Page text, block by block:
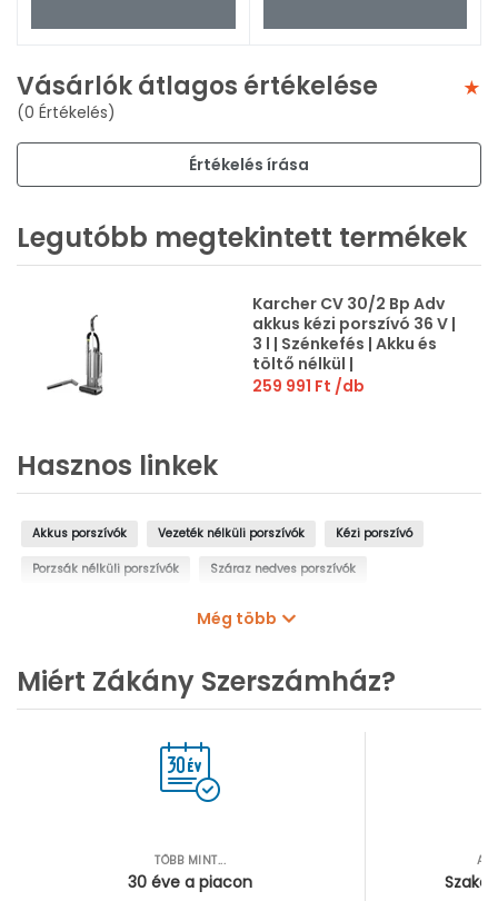
Vásárlók átlagos értékelése
(0 Értékelés)
Értékelés írása
Legutóbb megtekintett termékek
Karcher CV 30/2 Bp Adv
akkus kézi porszívó 36 V |
3 l | Szénkefés | Akku és
töltő nélkül |
Kartondobozban
259 991 Ft /db
Hasznos linkek
Akkus porszívók Vezeték nélküli porszívók Kézi porszívó
Porzsák nélküli porszívók Száraz nedves porszívók
Karcher magasnyomású mosó Kézi gőztisztítók
Porszívó tartozékok Redős szűrők Porszűrők, előszűrők
Porszívó szívócsövek
Makita porszívók
Még több
Miért Zákány Szerszámház?
TÖBB MINT...
30 éve a piacon